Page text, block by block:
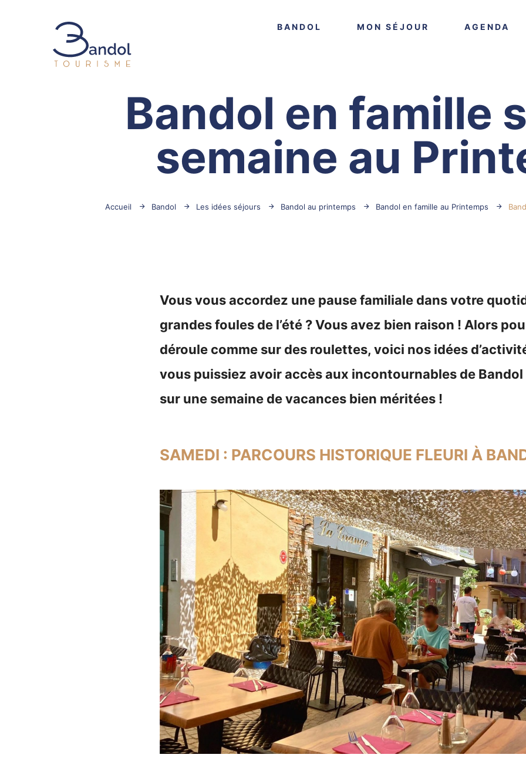
BANDOL VOIR PLUSMON SÉJOUR VOIR PLUSAGENDA
Bandol en famille
semaine au
Accueil Bandol Les idées séjours Bandol au printemps Bandol en famille au Printemps
Vous vous accordez une pause familiale dans votre
grandes foules de l’été ? Vous avez bien raison ! Alors
déroule comme sur des roulettes, voici nos idées
vous puissiez avoir accès aux incontournables de Bandol
sur une semaine de vacances bien méritées !
SAMEDI : PARCOURS HISTORIQUE FLEURI À